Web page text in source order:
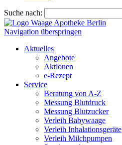
Suche nach:
Navigation überspringen
Aktuelles
Angebote
Aktionen
e-Rezept
Service
Beratung von A-Z
Messung Blutdruck
Messung Blutzucker
Verleih Babywaage
Verleih Inhalationsgeräte
Verleih Milchpumpen